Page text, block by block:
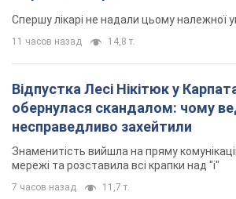
Спершу лікарі не надали цьому належної
11 часов назад 14,8 т.
Відпустка Лесі Нікітюк у
обернулася скандалом: чому
несправедливо захейтили
Знаменитість вийшла на пряму
мережі та розставила всі крапки над "і"
7 часов назад 11,7 т.